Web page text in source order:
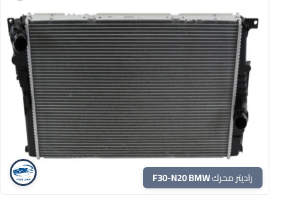
راديتر محرك F30-N20 BMW